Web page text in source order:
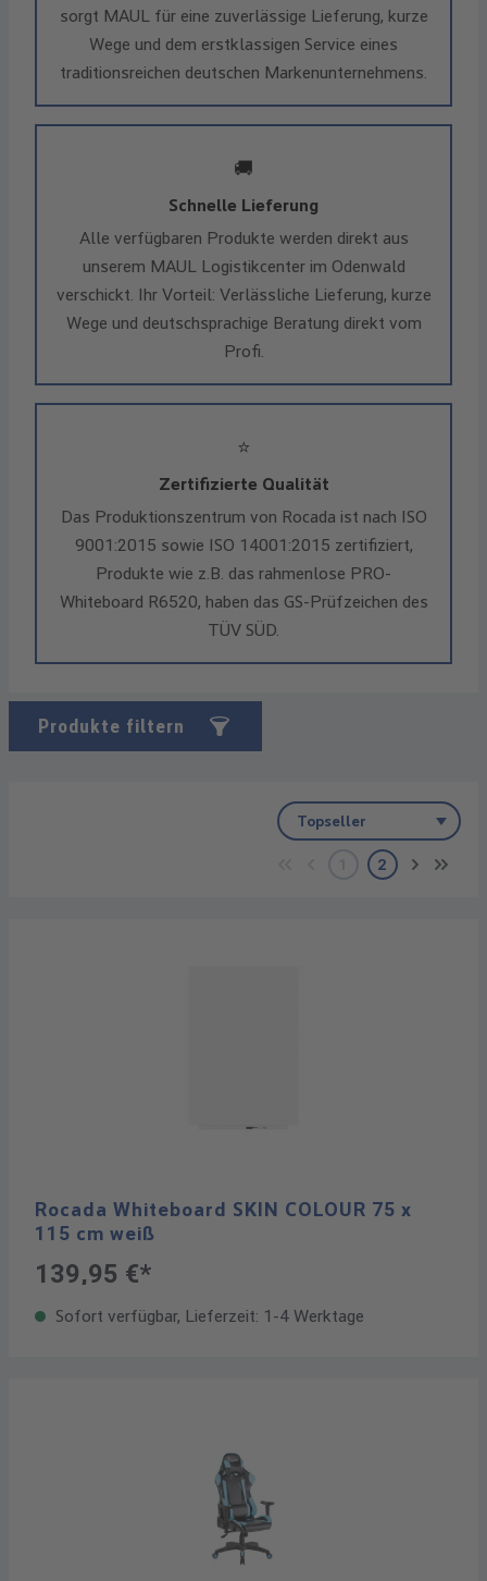
sorgt MAUL für eine zuverlässige Lieferung, kurze
Wege und dem erstklassigen Service eines
traditionsreichen deutschen Markenunternehmens.
🚚
Schnelle Lieferung
Alle verfügbaren Produkte werden direkt aus
unserem MAUL Logistikcenter im Odenwald
verschickt. Ihr Vorteil: Verlässliche Lieferung, kurze
Wege und deutschsprachige Beratung direkt vom
Profi.
⭐
Zertifizierte Qualität
Das Produktionszentrum von Rocada ist nach ISO
9001:2015 sowie ISO 14001:2015 zertifiziert,
Produkte wie z.B. das rahmenlose PRO-
Whiteboard R6520, haben das GS-Prüfzeichen des
TÜV SÜD.
Produkte filtern
SeiteSeite
2
Rocada Whiteboard SKIN COLOUR 75 x
115 cm weiß
139,95 €*
Sofort verfügbar, Lieferzeit: 1-4 Werktage